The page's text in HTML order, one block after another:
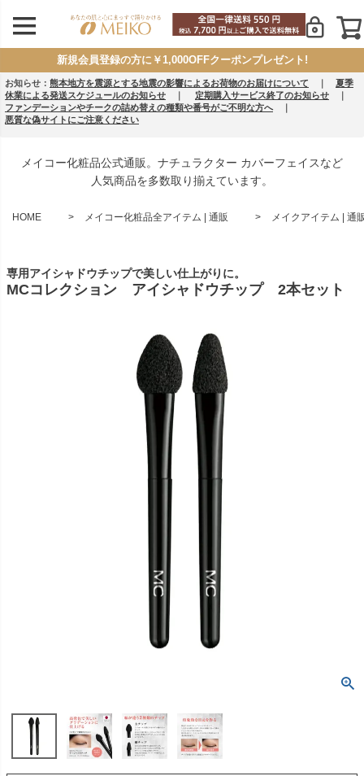
新規会員登録の方に￥1,000OFFクーポンプレゼント!
お知らせ： 熊本地方を震源とする地震の影響によるお荷物のお届けについて ｜ 夏季
休業による発送スケジュールのお知らせ ｜ 定期購入サービス終了のお知らせ ｜
ファンデーションやチークの詰め替えの種類や番号がご不明な方へ｜
悪質な偽サイトにご注意ください
メイコー化粧品公式通販。ナチュラクター カバーフェイスなど
人気商品を多数取り揃えています。
HOME メイコー化粧品全アイテム | 通販 メイクアイテム | 通
専用アイシャドウチップで美しい仕上がりに。
MCコレクション アイシャドウチップ 2本セット